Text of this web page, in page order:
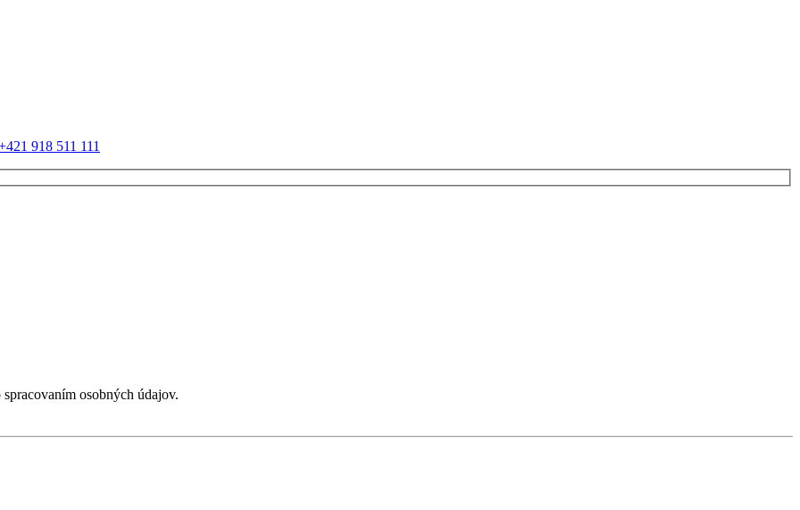
918 511 111
spracovaním osobných údajov.